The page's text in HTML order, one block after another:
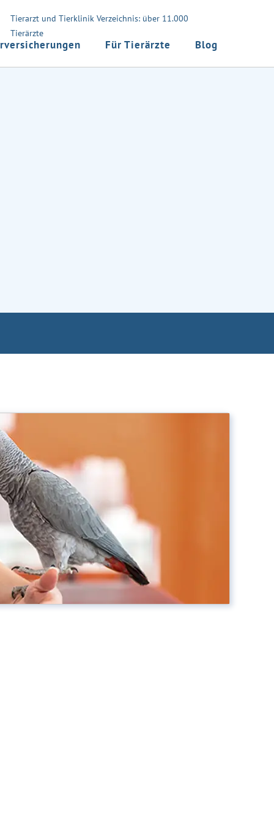
Tierarzt und Tierklinik Verzeichnis: über 11.000
Tierärzte
Für Tierärzte Blog